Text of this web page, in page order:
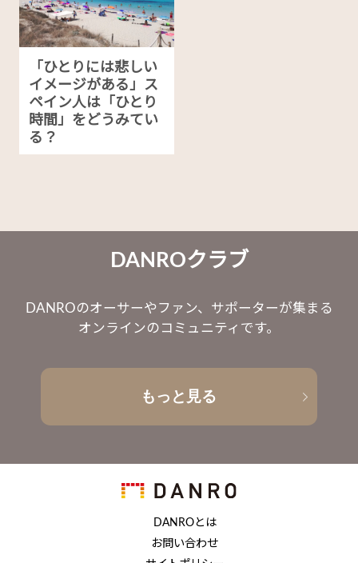
「ひとりには悲しい
イメージがある」ス
ペイン人は「ひとり
時間」をどうみてい
る？
DANROクラブ
DANROのオーサーやファン、サポーターが集まる
オンラインのコミュニティです。
もっと見る
DANROとは
お問い合わせ